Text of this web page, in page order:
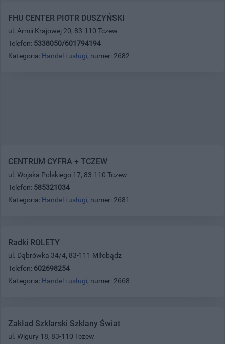
FHU CENTER PIOTR DUSZYŃSKI
ul. Armii Krajowej 20, 83-110 Tczew
Telefon: 5338050/601794194
Kategoria: Handel i usługi, numer: 2682
CENTRUM CYFRA + TCZEW
ul. Wojska Polskiego 17, 83-110 Tczew
Telefon: 585321034
Kategoria: Handel i usługi, numer: 2681
Radki ROLETY
ul. Dąbrówka 34/4, 83-111 Miłobądz
Telefon: 602698254
Kategoria: Handel i usługi, numer: 2668
Zakład Szklarski Szklany Świat
ul. Wigury 18, 83-110 Tczew